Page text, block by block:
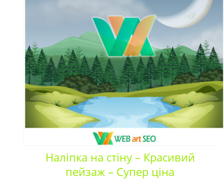
Наліпка на стіну – Красивий
пейзаж – Супер ціна